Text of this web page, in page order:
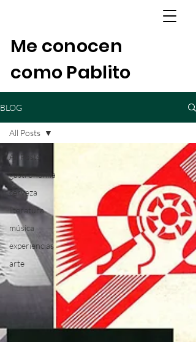
Me conocen
como Pablito
BLOG
All Posts
gastronomía
cerveza
literatura
música
experiencias
arte
All Posts